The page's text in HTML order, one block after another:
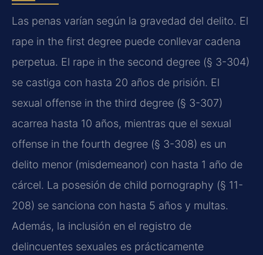
Las penas varían según la gravedad del delito. El
rape in the first degree puede conllevar cadena
perpetua. El rape in the second degree (§ 3-304)
se castiga con hasta 20 años de prisión. El
sexual offense in the third degree (§ 3-307)
acarrea hasta 10 años, mientras que el sexual
offense in the fourth degree (§ 3-308) es un
delito menor (misdemeanor) con hasta 1 año de
cárcel. La posesión de child pornography (§ 11-
208) se sanciona con hasta 5 años y multas.
Además, la inclusión en el registro de
delincuentes sexuales es prácticamente